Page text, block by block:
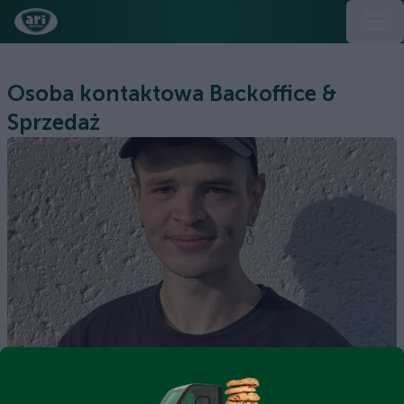
Osoba kontaktowa Backoffice &
Sprzedaż